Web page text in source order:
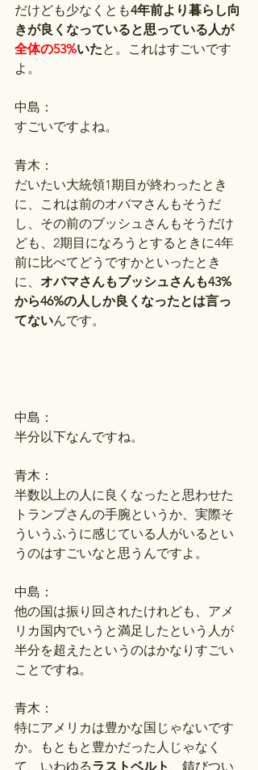
だけども少なくとも4年前より暮らし向
きが良くなっていると思っている人が
全体の53%いたと。これはすごいです
よ。
中島：
すごいですよね。
青木：
だいたい大統領1期目が終わったとき
に、これは前のオバマさんもそうだ
し、その前のブッシュさんもそうだけ
ども、2期目になろうとするときに4年
前に比べてどうですかといったとき
に、 オバマさんもブッシュさんも43%
から46%の人しか良くなったとは言っ
てないんです。
中島：
半分以下なんですね。
青木：
半数以上の人に良くなったと思わせた
トランプさんの手腕というか、実際そ
ういうふうに感じている人がいるとい
うのはすごいなと思うんですよ。
中島：
他の国は振り回されたけれども、アメ
リカ国内でいうと満足したという人が
半分を超えたというのはかなりすごい
ことですね。
青木：
特にアメリカは豊かな国じゃないです
か。もともと豊かだった人じゃなく
て、いわゆるラストベルト 、錆びつい